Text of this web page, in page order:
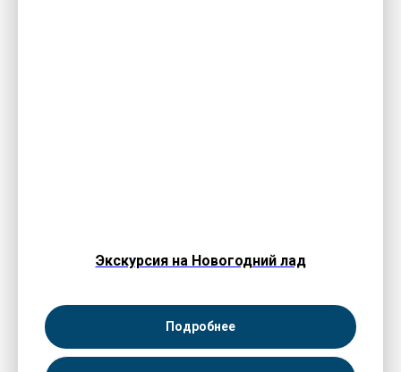
Экскурсия на Новогодний лад
Подробнее